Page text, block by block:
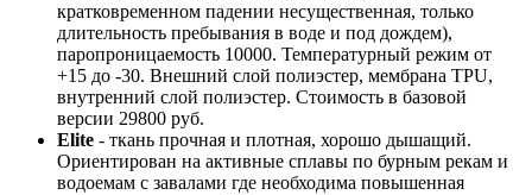
кратковременном падении несущественная, только
длительность пребывания в воде и под дождем),
паропроницаемость 10000. Температурный режим от
+15 до -30. Внешний слой полиэстер, мембрана TPU,
внутренний слой полиэстер. Стоимость в базовой
версии 29800 руб.
Elite - ткань прочная и плотная, хорошо дышащий.
Ориентирован на активные сплавы по бурным рекам и
водоемам с завалами где необходима повышенная